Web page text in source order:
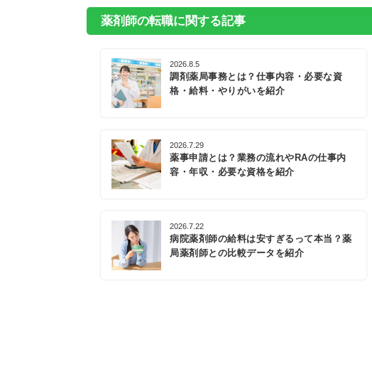
薬剤師の転職に関する記事
2026.8.5
調剤薬局事務とは？仕事内容・必要な資
格・給料・やりがいを紹介
2026.7.29
薬事申請とは？業務の流れやRAの仕事内
容・年収・必要な資格を紹介
2026.7.22
病院薬剤師の給料は安すぎるって本当？薬
局薬剤師との比較データを紹介